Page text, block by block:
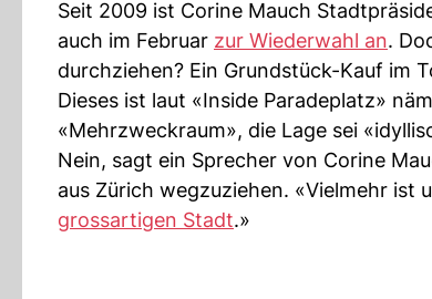
Seit 2009 ist Corine Mauch
auch im Februar zur Wiederwahl an.
durchziehen? Ein Grundstück-Kauf im
Dieses ist laut «Inside Paradeplatz»
«Mehrzweckraum», die Lage sei
Nein, sagt ein Sprecher von Corine
aus Zürich wegzuziehen. «Vielmehr
grossartigen Stadt.»